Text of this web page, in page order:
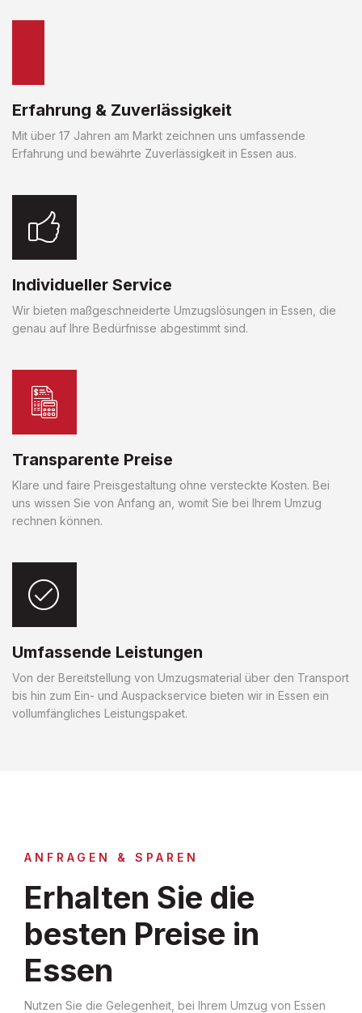
Erfahrung & Zuverlässigkeit
Mit über 17 Jahren am Markt zeichnen uns umfassende
Erfahrung und bewährte Zuverlässigkeit in Essen aus.
Individueller Service
Wir bieten maßgeschneiderte Umzugslösungen in Essen, die
genau auf Ihre Bedürfnisse abgestimmt sind.
Transparente Preise
Klare und faire Preisgestaltung ohne versteckte Kosten. Bei
uns wissen Sie von Anfang an, womit Sie bei Ihrem Umzug
rechnen können.
Umfassende Leistungen
Von der Bereitstellung von Umzugsmaterial über den Transport
bis hin zum Ein- und Auspackservice bieten wir in Essen ein
vollumfängliches Leistungspaket.
ANFRAGEN & SPAREN
Erhalten Sie die
besten Preise in
Essen
Nutzen Sie die Gelegenheit, bei Ihrem Umzug von Essen